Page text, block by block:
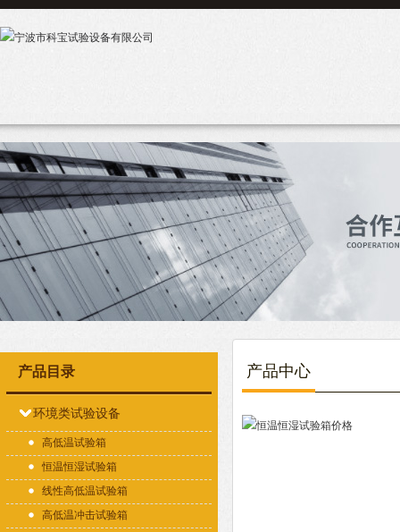
产品目录
环境类试验设备
高低温试验箱
恒温恒湿试验箱
线性高低温试验箱
高低温冲击试验箱
产品中心